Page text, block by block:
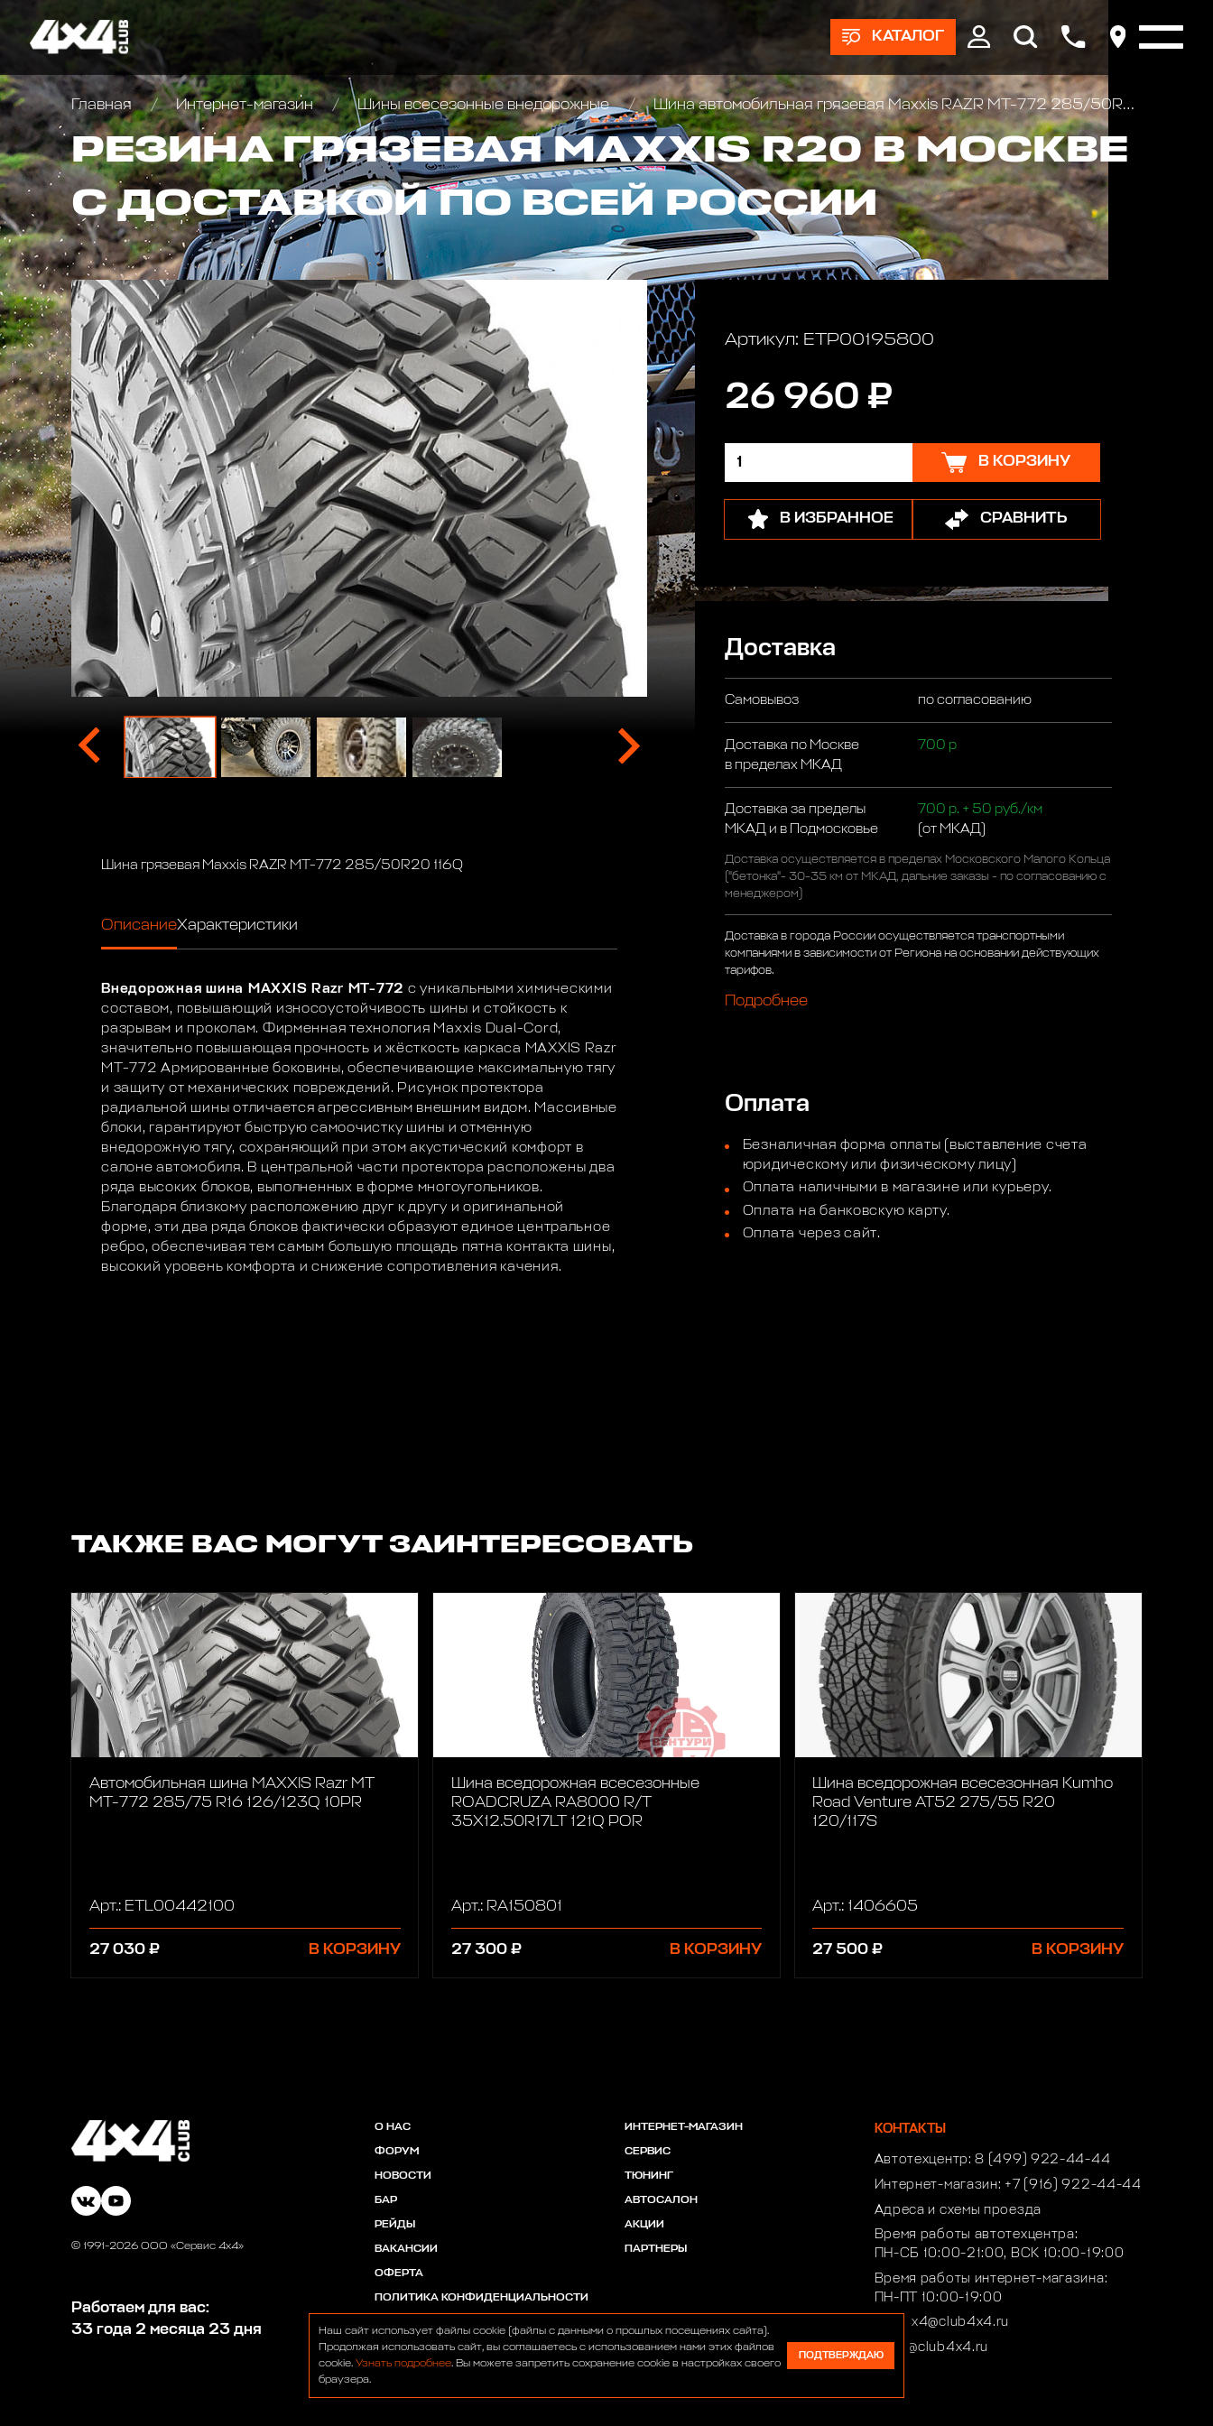
КАТАЛОГ
Главная Интернет-магазин Шины всесезонные внедорожные Шина автомобильная грязевая Maxxis RAZR MT-772 285/50R20 116Q
РЕЗИНА ГРЯЗЕВАЯ MAXXIS R20 В МОСКВЕ
С ДОСТАВКОЙ ПО ВСЕЙ РОССИИ
Шина грязевая Maxxis RAZR MT-772 285/50R20 116Q
ОписаниеХарактеристики
Внедорожная шина MAXXIS Razr MT-772 с уникальными химическими
составом, повышающий износоустойчивость шины и стойкость к
разрывам и проколам. Фирменная технология Maxxis Dual-Cord,
значительно повышающая прочность и жёсткость каркаса MAXXIS Razr
MT-772 Армированные боковины, обеспечивающие максимальную тягу
и защиту от механических повреждений. Рисунок протектора
радиальной шины отличается агрессивным внешним видом. Массивные
блоки, гарантируют быструю самоочистку шины и отменную
внедорожную тягу, сохраняющий при этом акустический комфорт в
салоне автомобиля. В центральной части протектора расположены два
ряда высоких блоков, выполненных в форме многоугольников.
Благодаря близкому расположению друг к другу и оригинальной
форме, эти два ряда блоков фактически образуют единое центральное
ребро, обеспечивая тем самым большую площадь пятна контакта шины,
высокий уровень комфорта и снижение сопротивления качения.
Артикул: ETP00195800
26 960 ₽
В КОРЗИНУ
В ИЗБРАННОЕ СРАВНИТЬ
Доставка
Самовывоз по согласованию
Доставка по Москве
в пределах МКАД
700 р
Доставка за пределы
МКАД и в Подмосковье
700 р. + 50 руб./км
(от МКАД)
Доставка осуществляется в пределах Московского Малого Кольца
("бетонка"- 30-35 км от МКАД, дальние заказы - по согласованию с
менеджером)
Доставка в города России осуществляется транспортными
компаниями в зависимости от Региона на основании действующих
тарифов.
Подробнее
Оплата
Безналичная форма оплаты (выставление счета
юридическому или физическому лицу)
Оплата наличными в магазине или курьеру.
Оплата на банковскую карту.
Оплата через сайт.
ТАКЖЕ ВАС МОГУТ ЗАИНТЕРЕСОВАТЬ
Автомобильная шина MAXXIS Razr MT
MT-772 285/75 R16 126/123Q 10PR
Арт.: ETL00442100
27 030 ₽ В КОРЗИНУ
Шина вседорожная всесезонные
ROADCRUZA RA8000 R/T
35X12.50R17LT 121Q POR
Арт.: RA150801
27 300 ₽ В КОРЗИНУ
Шина вседорожная всесезонная Kumho
Road Venture AT52 275/55 R20
120/117S
Арт.: 1406605
27 500 ₽ В КОРЗИНУ
© 1991-2026 ООО «Сервис 4х4»
Работаем для вас:
33 года 2 месяца 23 дня
О НАС
ФОРУМ
НОВОСТИ
БАР
РЕЙДЫ
ВАКАНСИИ
ОФЕРТА
ПОЛИТИКА КОНФИДЕНЦИАЛЬНОСТИ
ИНТЕРНЕТ-МАГАЗИН
СЕРВИС
ТЮНИНГ
АВТОСАЛОН
АКЦИИ
ПАРТНЕРЫ
КОНТАКТЫ
Автотехцентр:8 (499) 922-44-44
Интернет-магазин: +7 (916) 922-44-44
Адреса и схемы проезда
Время работы автотехцентра:
ПН-СБ 10:00-21:00, ВСК 10:00-19:00
Время работы интернет-магазина:
ПН-ПТ 10:00-19:00
club4x4@club4x4.ru
shop@club4x4.ru
Наш сайт использует файлы cookie (файлы с данными о прошлых посещениях сайта).
Продолжая использовать сайт, вы соглашаетесь с использованием нами этих файлов
cookie. Узнать подробнее. Вы можете запретить сохранение cookie в настройках своего
браузера.
ПОДТВЕРЖДАЮ